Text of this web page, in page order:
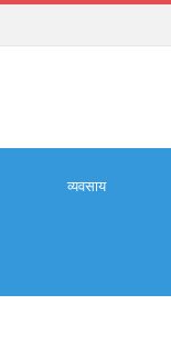
व्यवसाय